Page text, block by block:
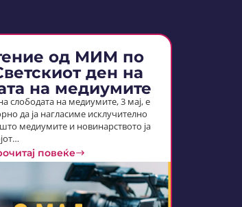
од МИМ по
ден на
на медиумите
слободата на медиумите, 3 мај, е
да ја нагласиме исклучително
медиумите и новинарството ја
повеќе